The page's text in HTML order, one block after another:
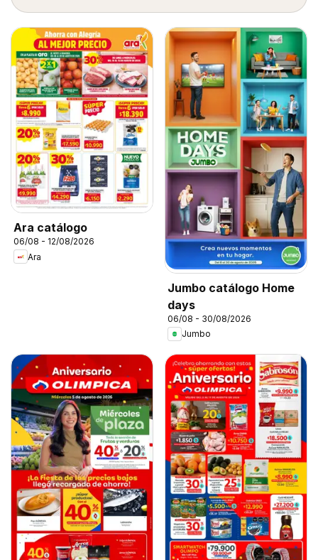
Ara catálogo
06/08 - 12/08/2026
Ara
Jumbo catálogo Home
days
06/08 - 30/08/2026
Jumbo